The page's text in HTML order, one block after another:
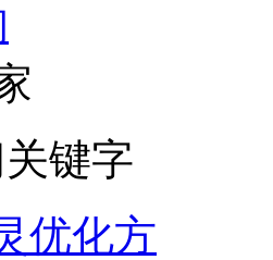
键字
优化方